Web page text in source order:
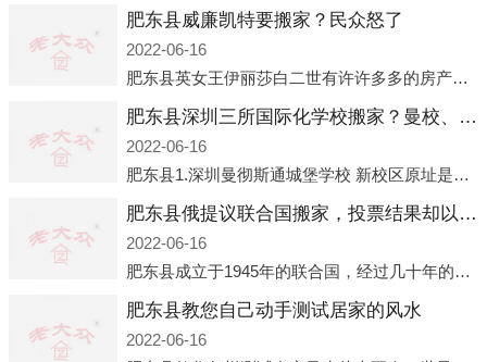
肥东县威廉凯特要搬家？民众怒了
2022-06-16
肥东县英女王伊丽莎白二世有许许多多的房产，遍布英国各地。而作为英女王的亲孙子、未来的英国国王，威廉王子自然也能享受到女王的房产。目前，威廉凯特以及三个孩子有两个经常居住的地点，一处是位于伦敦的肯辛顿宫，一处
肥东县深圳三所国际化学校搬家？曼校、QSI、南山中英文搬走了
2022-06-16
肥东县1.深圳曼彻斯通城堡学校 新校区原址是蛇口国际据悉，此次曼彻斯通城堡学校搬迁到蛇口新校区的开办与蛇口外籍人员子女学校（蛇口国际）有很大的关联。2021年，太子湾实验部就宣布在2022年正式并入蛇口外籍
肥东县俄提议联合国搬家，投票结果却以惨败收场
2022-06-16
肥东县成立于1945年的联合国，经过几十年的发展，如今拥有193个成员国。拥有如此众多会员国的联合国，可以说是世界上最具代表性的国际组织，也是世界上分量最重、有着较高话语权的国际组织。但以美国为首的西方国家
肥东县教您自己动手测试居家的风水
2022-06-16